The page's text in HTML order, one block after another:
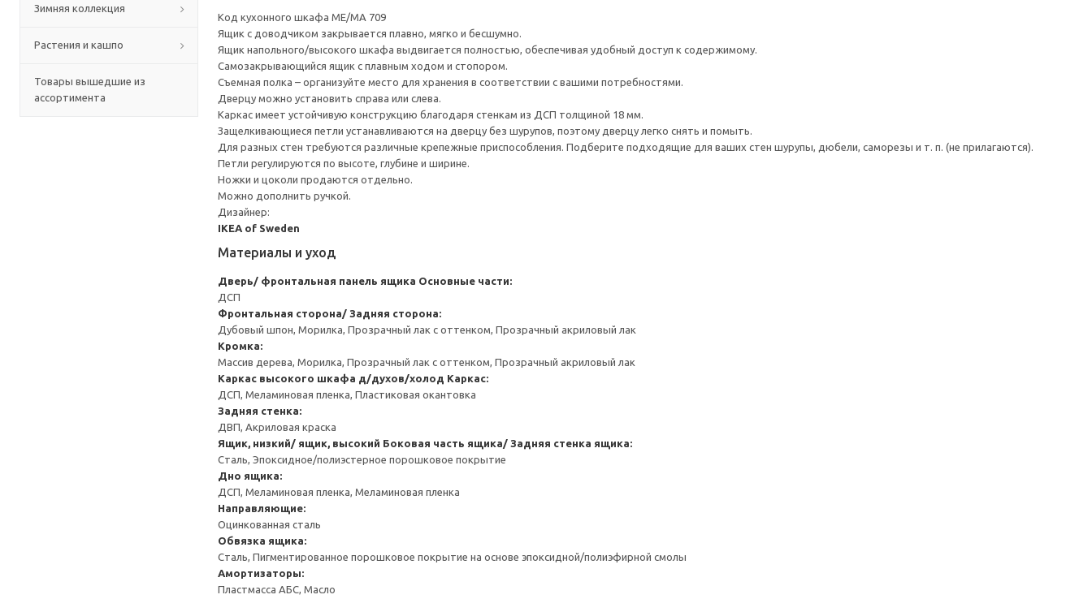
Зимняя коллекция
Растения и кашпо
Товары вышедшие из
ассортимента
Код кухонного шкафа ME/MA 709
Ящик с доводчиком закрывается плавно, мягко и бесшумно.
Ящик напольного/высокого шкафа выдвигается полностью, обеспечивая удобный доступ к содержимому.
Cамозакрывающийся ящик с плавным ходом и стопором.
Съемная полка – организуйте место для хранения в соответствии с вашими потребностями.
Дверцу можно установить справа или слева.
Каркас имеет устойчивую конструкцию благодаря стенкам из ДСП толщиной 18 мм.
Защелкивающиеся петли устанавливаются на дверцу без шурупов, поэтому дверцу легко снять и помыть.
Для разных стен требуются различные крепежные приспособления. Подберите подходящие для ваших стен шурупы, дюбели, саморезы и т. п. (не прилагаются).
Петли регулируются по высоте, глубине и ширине.
Ножки и цоколи продаются отдельно.
Можно дополнить ручкой.
Дизайнер:
IKEA of Sweden
Материалы и уход
Дверь/ фронтальная панель ящика Основные части:
ДСП
Фронтальная сторона/ Задняя сторона:
Дубовый шпон, Морилка, Прозрачный лак с оттенком, Прозрачный акриловый лак
Кромка:
Массив дерева, Морилка, Прозрачный лак с оттенком, Прозрачный акриловый лак
Каркас высокого шкафа д/духов/холод Каркас:
ДСП, Меламиновая пленка, Пластиковая окантовка
Задняя стенка:
ДВП, Акриловая краска
Ящик, низкий/ ящик, высокий Боковая часть ящика/ Задняя стенка ящика:
Сталь, Эпоксидное/полиэстерное порошковое покрытие
Дно ящика:
ДСП, Меламиновая пленка, Меламиновая пленка
Направляющие:
Оцинкованная сталь
Обвязка ящика:
Сталь, Пигментированное порошковое покрытие на основе эпоксидной/полиэфирной смолы
Амортизаторы:
Пластмасса АБС, Масло